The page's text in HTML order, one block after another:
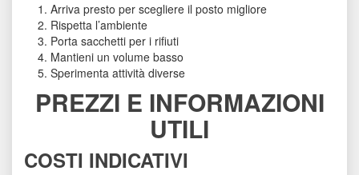
Arriva presto per scegliere il posto migliore
Rispetta l’ambiente
Porta sacchetti per i rifiuti
Mantieni un volume basso
Sperimenta attività diverse
PREZZI E INFORMAZIONI
UTILI
COSTI INDICATIVI